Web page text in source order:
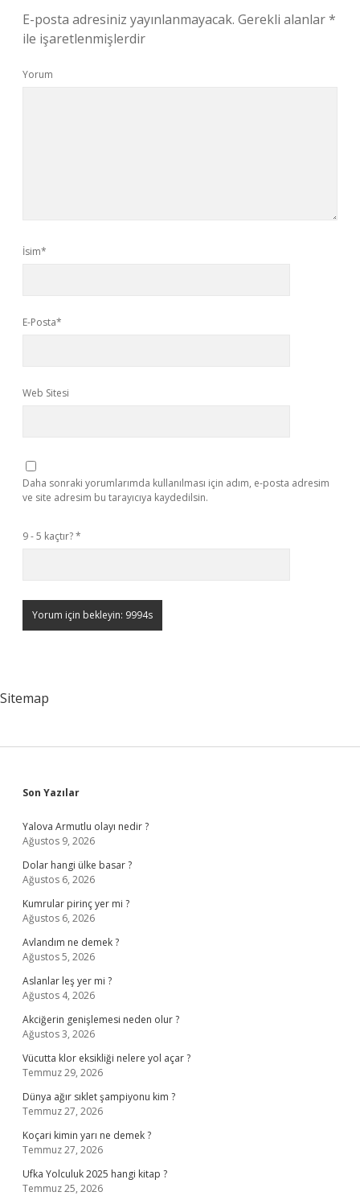
E-posta adresiniz yayınlanmayacak. Gerekli alanlar*
ile işaretlenmişlerdir
Yorum
İsim*
E-Posta*
Web Sitesi
Daha sonraki yorumlarımda kullanılması için adım, e-posta adresim
ve site adresim bu tarayıcıya kaydedilsin.
9 - 5 kaçtır?*
Sitemap
Sidebar
Son Yazılar
Yalova Armutlu olayı nedir ?
Ağustos 9, 2026
Dolar hangi ülke basar ?
Ağustos 6, 2026
Kumrular pirinç yer mi ?
Ağustos 6, 2026
Avlandım ne demek ?
Ağustos 5, 2026
Aslanlar leş yer mi ?
Ağustos 4, 2026
Akciğerin genişlemesi neden olur ?
Ağustos 3, 2026
Vücutta klor eksikliği nelere yol açar ?
Temmuz 29, 2026
Dünya ağır sıklet şampiyonu kim ?
Temmuz 27, 2026
Koçari kimin yarı ne demek ?
Temmuz 27, 2026
Ufka Yolculuk 2025 hangi kitap ?
Temmuz 25, 2026